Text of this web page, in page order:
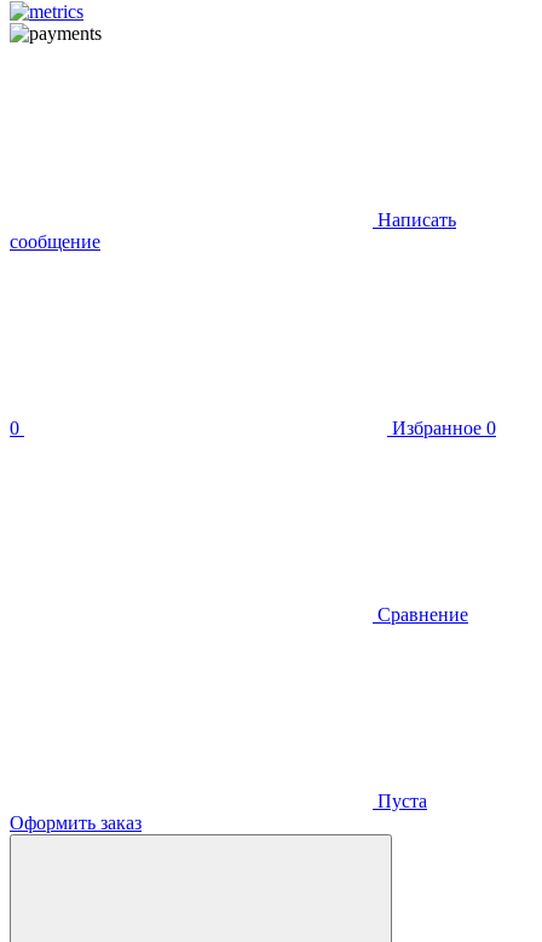
Написать
сообщение
0 Избранное 0
Сравнение
Пуста
Оформить заказ